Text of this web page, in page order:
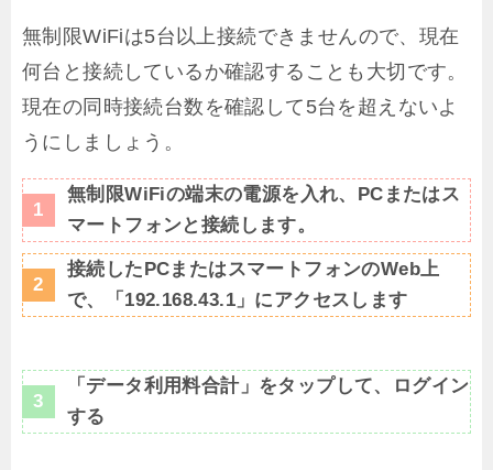
無制限WiFiは5台以上接続できませんので、現在
何台と接続しているか確認することも大切です。
現在の同時接続台数を確認して5台を超えないよ
うにしましょう。
無制限WiFiの端末の電源を入れ、PCまたはス
マートフォンと接続します。
接続したPCまたはスマートフォンのWeb上
で、「192.168.43.1」にアクセスします
「データ利用料合計」をタップして、ログイン
する